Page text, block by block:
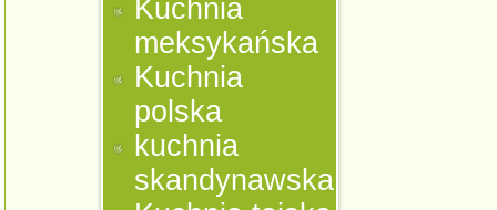
Kuchnia
meksykańska
Kuchnia
polska
kuchnia
skandynawska